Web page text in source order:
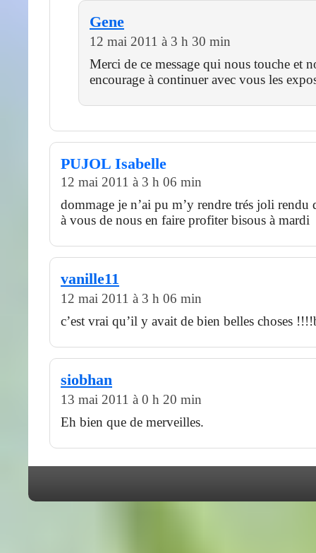
Gene
12 mai 2011 à 3 h 30 min
Merci de ce message qui nous touche et
encourage à continuer avec vous les
PUJOL Isabelle
12 mai 2011 à 3 h 06 min
dommage je n’ai pu m’y rendre trés joli rendu
à vous de nous en faire profiter bisous à mardi
vanille11
12 mai 2011 à 3 h 06 min
c’est vrai qu’il y avait de bien belles choses
siobhan
13 mai 2011 à 0 h 20 min
Eh bien que de merveilles.